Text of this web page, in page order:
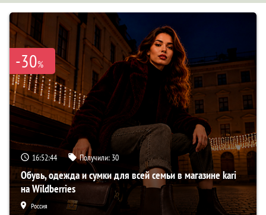
-30%
16:52:43 Получили: 30
Обувь, одежда и сумки для всей семьи в магазине kari
на Wildberries
Россия